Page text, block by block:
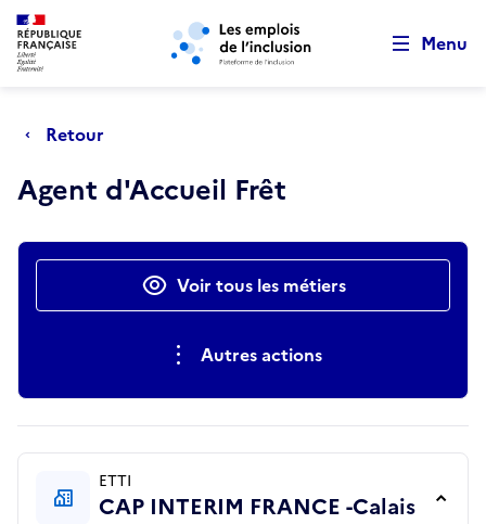
Aller au menu principal Aller au contenu principal
Menu
Retour
Agent d'Accueil Frêt
Actions rapidesVoir tous les métiers
Autres actions
ETTI
CAP INTERIM FRANCE -Calais
Retour au début de la page
Panneau de gestion des cookies